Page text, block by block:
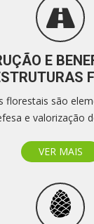
E
florestais são
e valorização
VER MAIS